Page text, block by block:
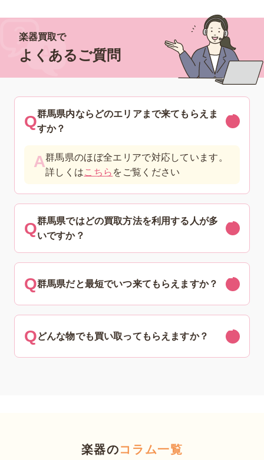
楽器買取で
よくあるご質問
群馬県内ならどのエリアまで来てもらえま
すか？
群馬県のほぼ全エリアで対応しています。
詳しくはこちら をご覧ください
群馬県ではどの買取方法を利用する人が多
いですか？
群馬県だと最短でいつ来てもらえますか？
どんな物でも買い取ってもらえますか？
楽器のコラム一覧